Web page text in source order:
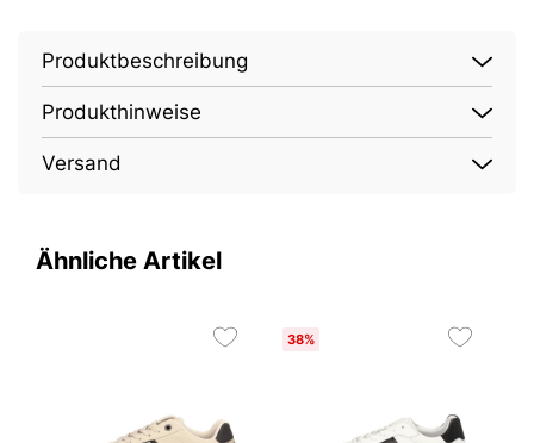
Produktbeschreibung
Produkthinweise
Versand
Ähnliche Artikel
38%